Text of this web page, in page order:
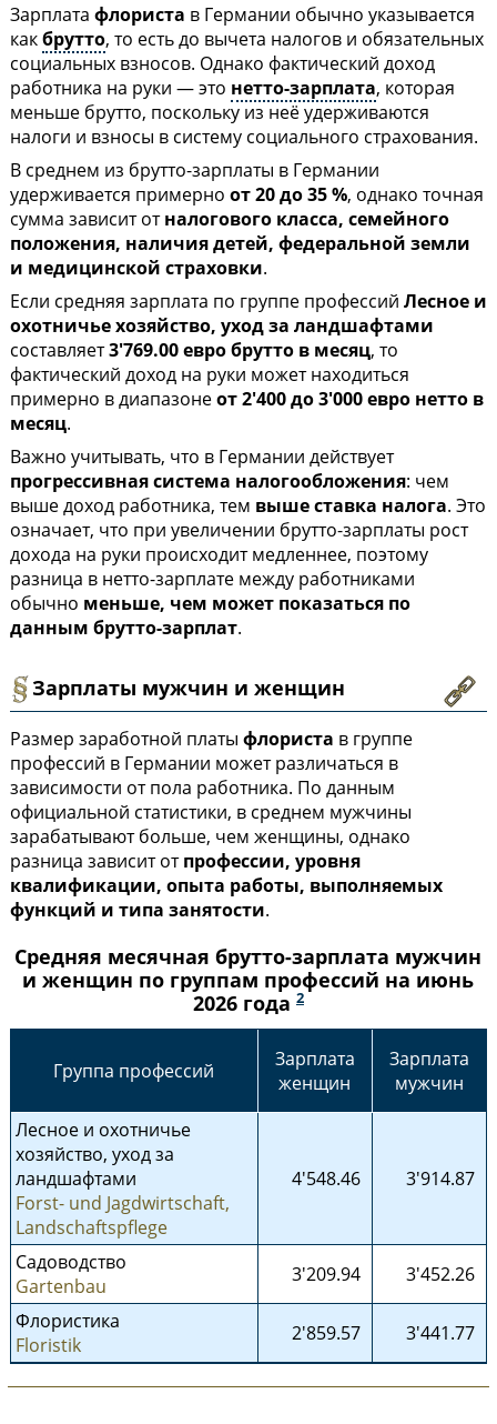
Зарплата флориста в Германии обычно указывается
какбрутто, то есть до вычета налогов и обязательных
социальных взносов. Однако фактический доход
работника на руки — это нетто-зарплата, которая
меньше брутто, поскольку из неё удерживаются
налоги и взносы в систему социального страхования.
В среднем из брутто-зарплаты в Германии
удерживается примерно от 20 до 35 %, однако точная
сумма зависит отналогового класса, семейного
положения, наличия детей, федеральной земли
и медицинской страховки.
Если средняя зарплата по группе профессий Лесное и
охотничье хозяйство, уход за ландшафтами
составляет3'769.00 евро брутто в месяц, то
фактический доход на руки может находиться
примерно в диапазонеот 2'400 до 3'000 евро нетто в
месяц.
Важно учитывать, что в Германии действует
прогрессивная система налогообложения: чем
выше доход работника, тем выше ставка налога. Это
означает, что при увеличении брутто-зарплаты рост
дохода на руки происходит медленнее, поэтому
разница в нетто-зарплате между работниками
обычно меньше, чем может показаться по
данным брутто-зарплат.
Зарплаты мужчин и женщин
Размер заработной платы флориста в группе
профессий в Германии может различаться в
зависимости от пола работника. По данным
официальной статистики, в среднем мужчины
зарабатывают больше, чем женщины, однако
разница зависит отпрофессии, уровня
квалификации, опыта работы, выполняемых
функций и типа занятости.
Средняя месячная брутто-зарплата мужчин
и женщин по группам профессий на июнь
2026 года 2
Группа профессий
Зарплата
женщин
Зарплата
мужчин
Лесное и охотничье
хозяйство, уход за
ландшафтами
Forst- und Jagdwirtschaft,
Landschaftspflege
4'548.46 3'914.87
Садоводство
Gartenbau
3'209.94
3'452.26
Флористика
Floristik
2'859.57 3'441.77